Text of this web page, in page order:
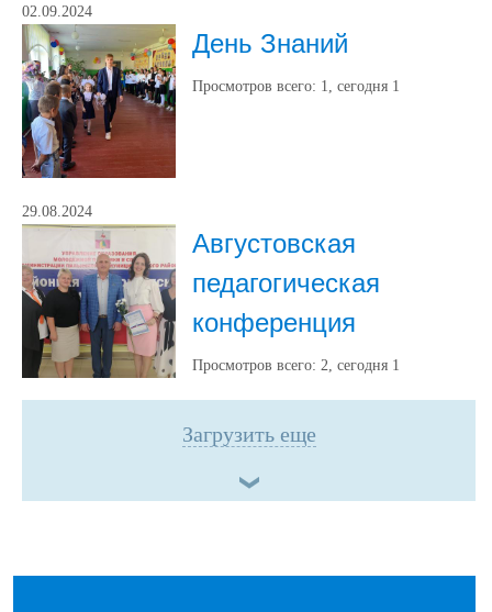
02.09.2024
День Знаний
Просмотров всего: 1, сегодня 1
29.08.2024
Августовская
педагогическая
конференция
Просмотров всего: 2, сегодня 1
Загрузить еще